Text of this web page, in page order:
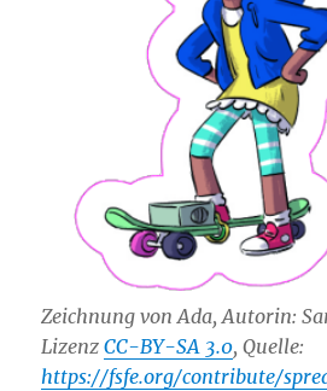
Zeichnung von Ada, Autorin:
LizenzCC-BY-SA 3.0, Quelle:
https://fsfe.org/contribute/